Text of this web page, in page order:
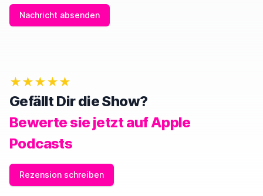
Nachricht absenden
★★★★★
Gefällt Dir die Show?
Bewerte sie jetzt auf Apple
Podcasts
Rezension schreiben